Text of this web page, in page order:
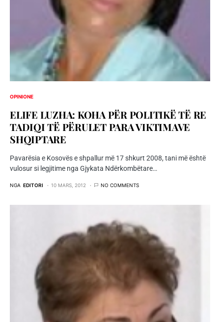
OPINIONE
ELIFE LUZHA: KOHA PËR POLITIKË TË RE
TADIQI TË PËRULET PARA VIKTIMAVE
SHQIPTARE
Pavarësia e Kosovës e shpallur më 17 shkurt 2008, tani më është
vulosur si legjitime nga Gjykata Ndërkombëtare…
NGA EDITORI 10 MARS, 2012 NO COMMENTS